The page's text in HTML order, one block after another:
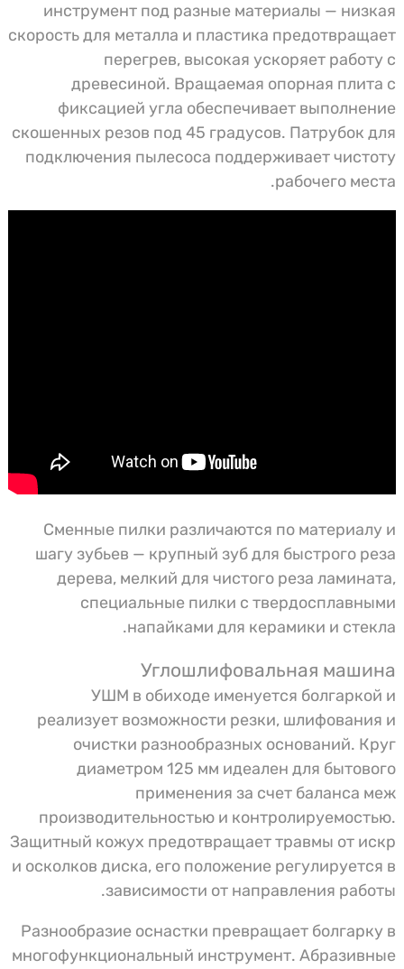
инструмент под разные материалы — низкая
скорость для металла и пластика предотвращает
перегрев, высокая ускоряет работу с
древесиной. Вращаемая опорная плита с
фиксацией угла обеспечивает выполнение
скошенных резов под 45 градусов. Патрубок для
подключения пылесоса поддерживает чистоту
рабочего места.
Сменные пилки различаются по материалу и
шагу зубьев — крупный зуб для быстрого реза
дерева, мелкий для чистого реза ламината,
специальные пилки с твердосплавными
напайками для керамики и стекла.
Углошлифовальная машина
УШМ в обиходе именуется болгаркой и
реализует возможности резки, шлифования и
очистки разнообразных оснований. Круг
диаметром 125 мм идеален для бытового
применения за счет баланса меж
производительностью и контролируемостью.
Защитный кожух предотвращает травмы от искр
и осколков диска, его положение регулируется в
зависимости от направления работы.
Разнообразие оснастки превращает болгарку в
многофункциональный инструмент. Абразивные